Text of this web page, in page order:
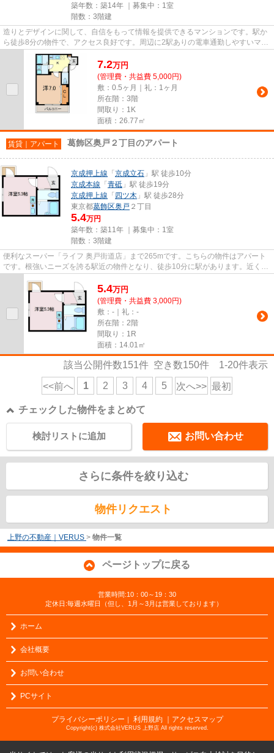
築年数：築14年 ｜募集中： 1室
階数：3階建
造りとデザインに関して、自信をもって情報を提供できるマンションです。駅か
ら徒歩8分の物件で、アクセス良好です。周辺に2駅ありの電車通勤しやすいマン
ションです。物件をお探しな...
7.2万円
(管理費・共益費 5,000円)
敷：0.5ヶ月｜礼：1ヶ月
所在階：3階
間取り：1K
面積：26.77㎡
賃貸｜アパート 葛飾区奥戸２丁目のアパート
京成押上線 「 京成立石 」駅 徒歩10分
京成本線 「 青砥 」駅 徒歩19分
京成押上線 「 四ツ木 」駅 徒歩28分
東京都葛飾区奥戸 ２丁目
5.4万円
築年数：築11年 ｜募集中： 1室
階数：3階建
便利なスーパー「ライフ 奥戸街道店」まで265mです。こちらの物件はアパート
です。根強いニーズを誇る駅近の物件となり、徒歩10分に駅があります。近くに
5.4万円
(管理費・共益費 3,000円)
敷：-｜礼：-
所在階：2階
間取り：1R
面積：14.01㎡
該当公開件数151件 空き数150件 1-20件表示
<<前へ 1 2 3 4 5 次へ>> 最初
チェックした物件をまとめて
お問い合わせ
検討リストに追加
さらに条件を絞り込む
物件リクエスト
上野の不動産｜VERUS > 物件一覧
ページトップに戻る
営業時間:10：00～19：30
定休日:毎週水曜日（但し、1月～3月は営業しております）
ホーム
会社概要
お問い合わせ
PCサイト
プライバシーポリシー ｜ 利用規約 ｜アクセスマップ
Copyright(c) 株式会社VERUS 上野店 All rights reserved.